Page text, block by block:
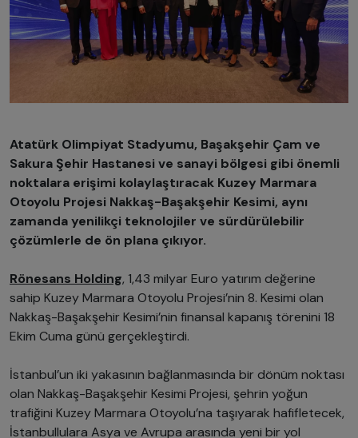
Atatürk Olimpiyat Stadyumu, Başakşehir Çam ve
Sakura Şehir Hastanesi ve sanayi bölgesi gibi önemli
noktalara erişimi kolaylaştıracak Kuzey Marmara
Otoyolu Projesi Nakkaş-Başakşehir Kesimi, aynı
zamanda yenilikçi teknolojiler ve sürdürülebilir
çözümlerle de ön plana çıkıyor.
Rönesans Holding, 1,43 milyar Euro yatırım değerine
sahip Kuzey Marmara Otoyolu Projesi’nin 8. Kesimi olan
Nakkaş-Başakşehir Kesimi’nin finansal kapanış törenini 18
Ekim Cuma günü gerçekleştirdi.
İstanbul’un iki yakasının bağlanmasında bir dönüm noktası
olan Nakkaş-Başakşehir Kesimi Projesi, şehrin yoğun
trafiğini Kuzey Marmara Otoyolu’na taşıyarak hafifletecek,
İstanbullulara Asya ve Avrupa arasında yeni bir yol